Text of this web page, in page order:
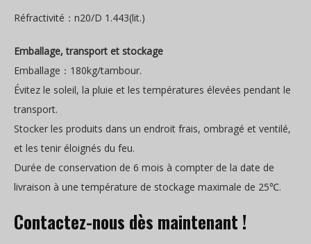
Réfractivité：n20/D 1.443(lit.)
Emballage, transport et stockage
Emballage：180kg/tambour.
Évitez le soleil, la pluie et les températures élevées pendant le
transport.
Stocker les produits dans un endroit frais, ombragé et ventilé,
et les tenir éloignés du feu.
Durée de conservation de 6 mois à compter de la date de
livraison à une température de stockage maximale de 25℃.
Contactez-nous dès maintenant !